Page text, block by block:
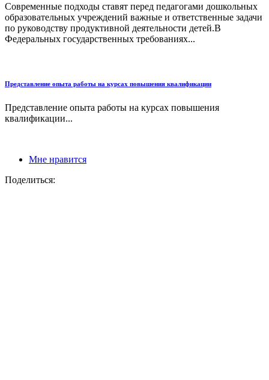
Современные подходы ставят перед педагогами дошкольных
образовательных учреждений важные и ответственные задачи
по руководству продуктивной деятельности детей.В
Федеральных государственных требованиях...
Представление опыта работы на курсах повышения квалификации
Представление опыта работы на курсах повышения
квалификации...
Мне нравится
Поделиться: